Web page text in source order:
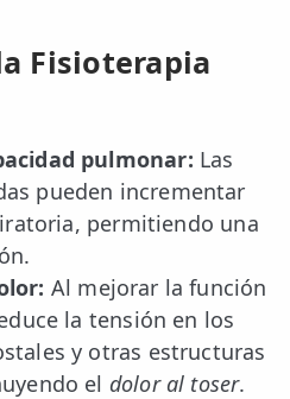
Fisioterapia
pulmonar: Las
pueden incrementar
permitiendo una
Al mejorar la función
la tensión en los
y otras estructuras
el dolor al toser.